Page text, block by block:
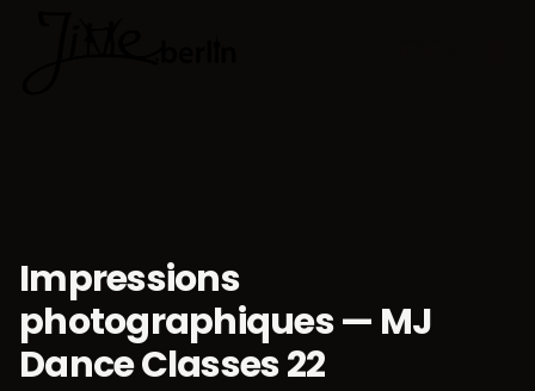
Impressions
photographiques — MJ
Dance Classes 22